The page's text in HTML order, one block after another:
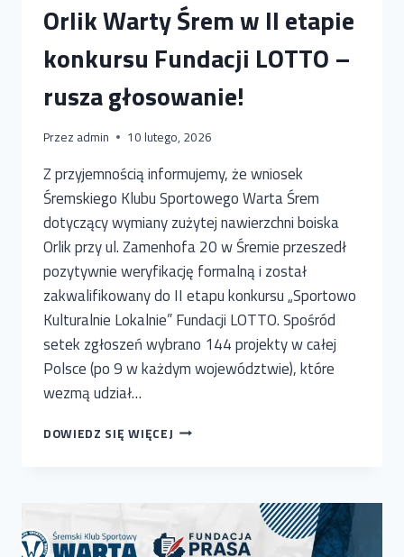
Orlik Warty Śrem w II etapie
konkursu Fundacji LOTTO –
rusza głosowanie!
Przez admin 10 lutego, 2026
Z przyjemnością informujemy, że wniosek
Śremskiego Klubu Sportowego Warta Śrem
dotyczący wymiany zużytej nawierzchni boiska
Orlik przy ul. Zamenhofa 20 w Śremie przeszedł
pozytywnie weryfikację formalną i został
zakwalifikowany do II etapu konkursu „Sportowo
Kulturalnie Lokalnie” Fundacji LOTTO. Spośród
setek zgłoszeń wybrano 144 projekty w całej
Polsce (po 9 w każdym województwie), które
wezmą udział…
DOWIEDZ SIĘ WIĘCEJ ORLIK
KONKURSU